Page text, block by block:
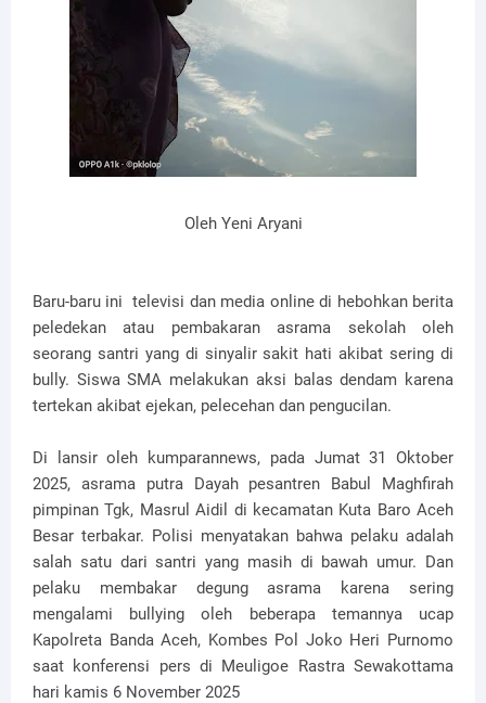
Oleh Yeni Aryani
Baru-baru ini televisi dan media online di hebohkan berita
peledekan atau pembakaran asrama sekolah oleh
seorang santri yang di sinyalir sakit hati akibat sering di
bully. Siswa SMA melakukan aksi balas dendam karena
tertekan akibat ejekan, pelecehan dan pengucilan.
Di lansir oleh kumparannews, pada Jumat 31 Oktober
2025, asrama putra Dayah pesantren Babul Maghfirah
pimpinan Tgk, Masrul Aidil di kecamatan Kuta Baro Aceh
Besar terbakar. Polisi menyatakan bahwa pelaku adalah
salah satu dari santri yang masih di bawah umur. Dan
pelaku membakar degung asrama karena sering
mengalami bullying oleh beberapa temannya ucap
Kapolreta Banda Aceh, Kombes Pol Joko Heri Purnomo
saat konferensi pers di Meuligoe Rastra Sewakottama
hari kamis 6 November 2025